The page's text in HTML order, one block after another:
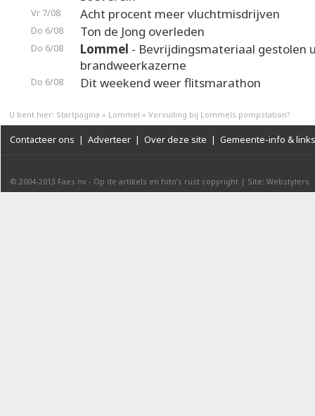
Vr 7/08 Acht procent meer vluchtmisdrijven
Do 6/08 Ton de Jong overleden
Do 6/08 Lommel - Bevrijdingsmateriaal gestolen
brandweerkazerne
Do 6/08 Dit weekend weer flitsmarathon
U bent hier: Startpagina » Lommel » Vervuiling bij Lommels pompstation?
Contacteer ons | Adverteer | Over deze site | Gemeente-info & links
© 2004-2013 Faes nv - Op de artikels en foto’s rust copyright | Site: Webstylers